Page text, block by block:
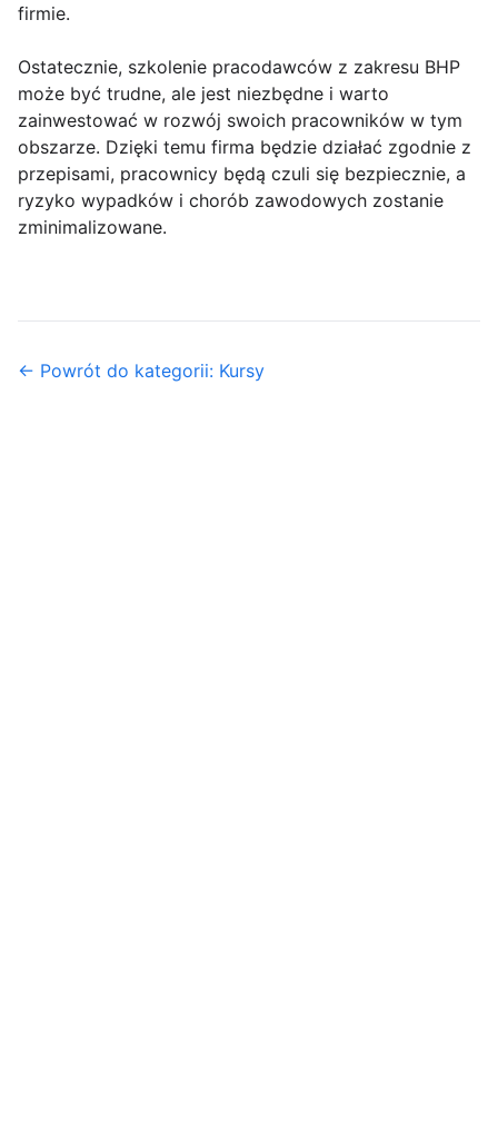
firmie.
Ostatecznie, szkolenie pracodawców z zakresu BHP
może być trudne, ale jest niezbędne i warto
zainwestować w rozwój swoich pracowników w tym
obszarze. Dzięki temu firma będzie działać zgodnie z
przepisami, pracownicy będą czuli się bezpiecznie, a
ryzyko wypadków i chorób zawodowych zostanie
zminimalizowane.
← Powrót do kategorii: Kursy